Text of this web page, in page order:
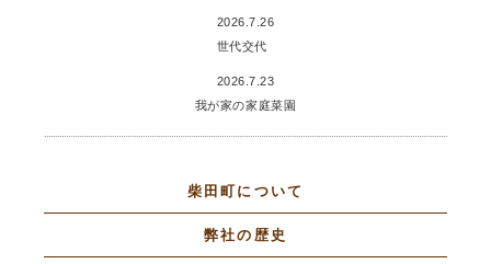
2026.7.26
世代交代
2026.7.23
我が家の家庭菜園
柴田町について
弊社の歴史